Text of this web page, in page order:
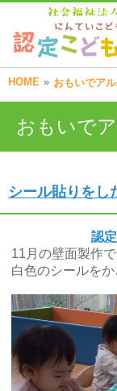
HOME » おもいでア
おもいで
シール貼りをし
認
11月の壁面製作
白色のシールをか